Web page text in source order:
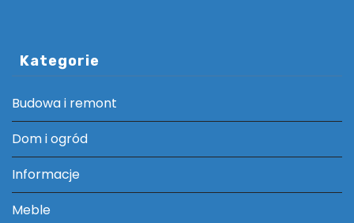
Kategorie
Budowa i remont
Dom i ogród
Informacje
Meble